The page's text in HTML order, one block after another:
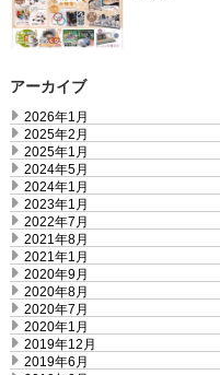
アーカイブ
2026年1月
2025年2月
2025年1月
2024年5月
2024年1月
2023年1月
2022年7月
2021年8月
2021年1月
2020年9月
2020年8月
2020年7月
2020年1月
2019年12月
2019年6月